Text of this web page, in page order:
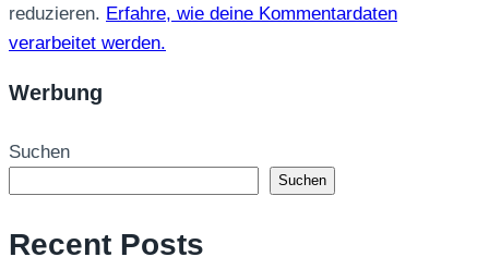
reduzieren. Erfahre, wie deine Kommentardaten
verarbeitet werden.
Werbung
Suchen
Suchen
Recent Posts